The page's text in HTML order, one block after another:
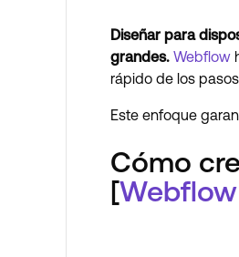
Diseñar para
grandes. Webflow
rápido de los
Este enfoque
Cómo
[Webflow